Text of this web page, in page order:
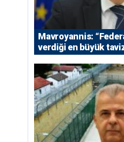
Mavroyannis:
verdiği en büyük